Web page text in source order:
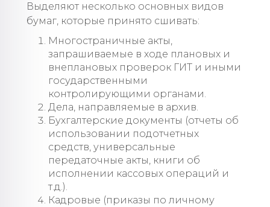
Выделяют несколько основных видов
бумаг, которые принято сшивать:
Многостраничные акты,
запрашиваемые в ходе плановых и
внеплановых проверок ГИТ и иными
государственными
контролирующими органами.
Дела, направляемые в архив.
Бухгалтерские документы (отчеты об
использовании подотчетных
средств, универсальные
передаточные акты, книги об
исполнении кассовых операций и
т.д.).
Кадровые (приказы по личному